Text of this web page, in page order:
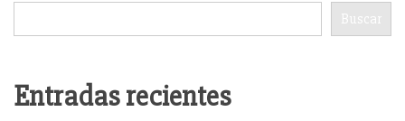
Buscar
Entradas recientes